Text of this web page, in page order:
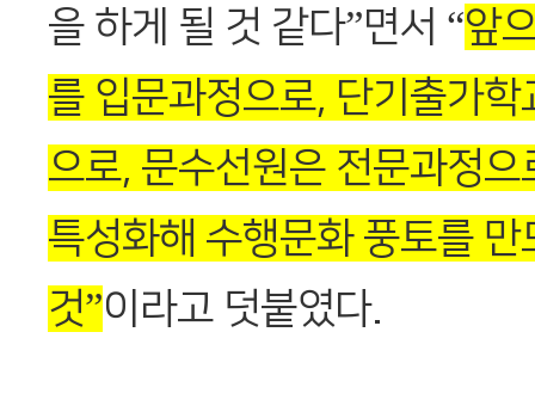
을 하게 될 것 같다”면서 “앞
를 입문과정으로, 단기출가
으로, 문수선원은 전문과정
특성화해 수행문화 풍토를 만
것”이라고 덧붙였다.